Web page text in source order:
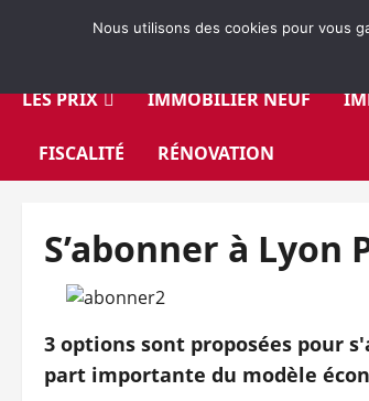
LES PRIX
IMMOBILIER NEUF
FISCALITÉ RÉNOVATION
S’abonner à Lyon
3 options sont proposées pour
part importante du modèle
Nous utilisons des cookies pour vous